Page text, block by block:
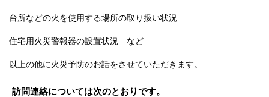
台所などの火を使用する場所の取り扱い状況
住宅用火災警報器の設置状況 など
以上の他に火災予防のお話をさせていただきます。
訪問連絡については次のとおりです。